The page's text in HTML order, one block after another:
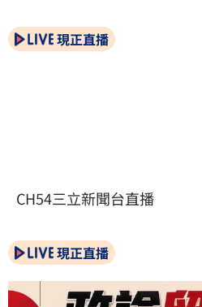
現正直播
CH54三立新聞台直播
現正直播